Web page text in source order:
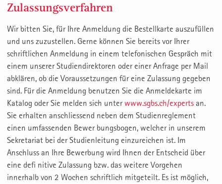
Zulassungsverfahren
Wir bitten Sie, für Ihre Anmeldung die Bestellkarte auszufüllen
und uns zuzustellen. Gerne können Sie bereits vor Ihrer
schriftlichen Anmeldung in einem telefonischen Gespräch mit
einem unserer Studiendirektoren oder einer Anfrage per Mail
abklären, ob die Voraussetzungen für eine Zulassung gegeben
sind. Für die Anmeldung benutzen Sie die Anmeldekarte im
Katalog oder Sie melden sich unterwww.sgbs.ch/experts an.
Sie erhalten anschliessend neben dem Studienreglement
einen umfassenden Bewer bungsbogen, welcher in unserem
Sekretariat bei der Studienleitung einzureichen ist. Im
Anschluss an Ihre Bewerbung wird Ihnen der Entscheid über
eine defi nitive Zulassung bzw. das weitere Vorgehen
innerhalb von 2 Wochen schriftlich mitgeteilt. Es ist möglich,